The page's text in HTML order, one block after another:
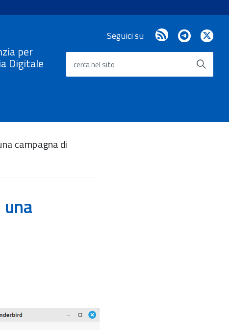
per
Digitale
Seguici su RSS Telegram
X
cerca nel sito
campagna di